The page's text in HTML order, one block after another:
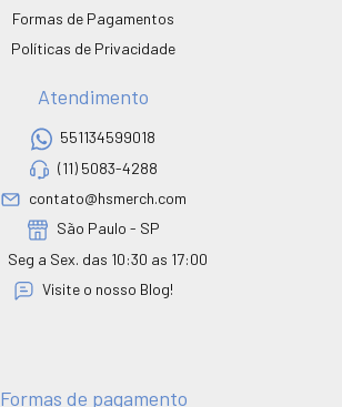
Formas de Pagamentos
Políticas de Privacidade
Atendimento
551134599018
(11) 5083-4288
contato@hsmerch.com
São Paulo - SP
Seg a Sex. das 10:30 as 17:00
Visite o nosso Blog!
Formas de pagamento